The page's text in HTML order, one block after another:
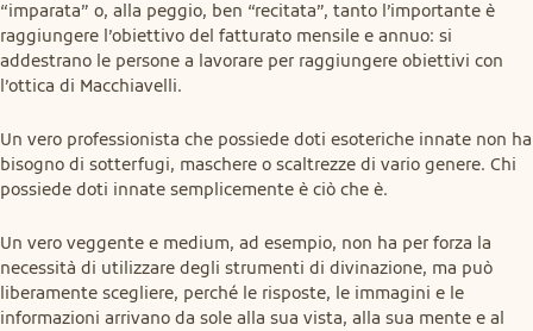
“imparata” o, alla peggio, ben “recitata”, tanto l’importante è
raggiungere l’obiettivo del fatturato mensile e annuo: si
addestrano le persone a lavorare per raggiungere obiettivi con
l’ottica di Macchiavelli.
Un vero professionista che possiede doti esoteriche innate non ha
bisogno di sotterfugi, maschere o scaltrezze di vario genere. Chi
possiede doti innate semplicemente è ciò che è.
Un vero veggente e medium, ad esempio, non ha per forza la
necessità di utilizzare degli strumenti di divinazione, ma può
liberamente scegliere, perché le risposte, le immagini e le
informazioni arrivano da sole alla sua vista, alla sua mente e al